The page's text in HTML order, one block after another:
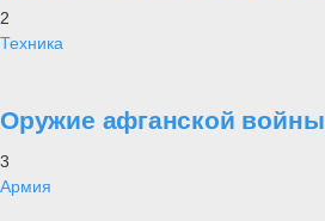
2
Техника
Оружие афганской войны
3
Армия